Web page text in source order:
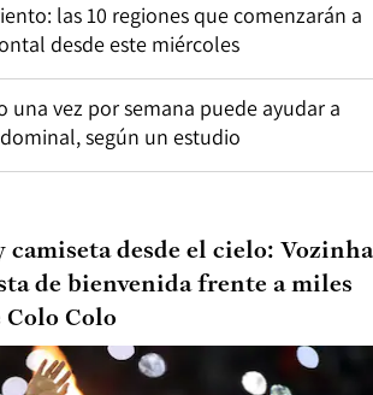
las 10 regiones que comenzarán a
desde este miércoles
una vez por semana puede ayudar a
según un estudio
camiseta desde el cielo: Vozinha
de bienvenida frente a miles
Colo Colo